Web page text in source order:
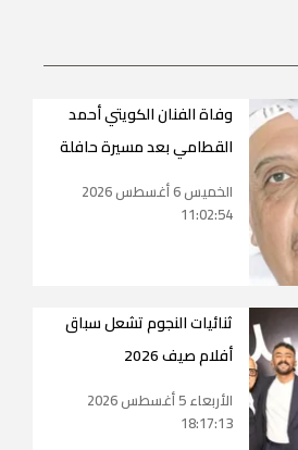
وفاة الفنان الكويتي أحمد
القطامي بعد مسيرة حافلة
الخميس 6 أغسطس 2026
11:02:54
ثنائيات النجوم تشعل سباق
أفلام صيف 2026
الأربعاء 5 أغسطس 2026
18:17:13